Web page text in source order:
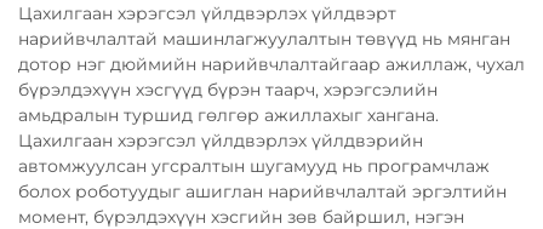
Цахилгаан хэрэгсэл үйлдвэрлэх үйлдвэрт
нарийвчлалтай машинлагжуулалтын төвүүд нь мянган
дотор нэг дюймийн нарийвчлалтайгаар ажиллаж, чухал
бүрэлдэхүүн хэсгүүд бүрэн таарч, хэрэгсэлийн
амьдралын туршид гөлгөр ажиллахыг хангана.
Цахилгаан хэрэгсэл үйлдвэрлэх үйлдвэрийн
автомжуулсан угсралтын шугамууд нь програмчлаж
болох роботуудыг ашиглан нарийвчлалтай эргэлтийн
момент, бүрэлдэхүүн хэсгийн зөв байршил, нэгэн